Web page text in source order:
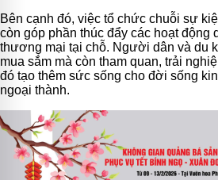
Bên cạnh đó, việc tổ chức chuỗi sự
còn góp phần thúc đẩy các hoạt động
thương mại tại chỗ. Người dân và du
mua sắm mà còn tham quan, trải
đó tạo thêm sức sống cho đời sống
ngoại thành.